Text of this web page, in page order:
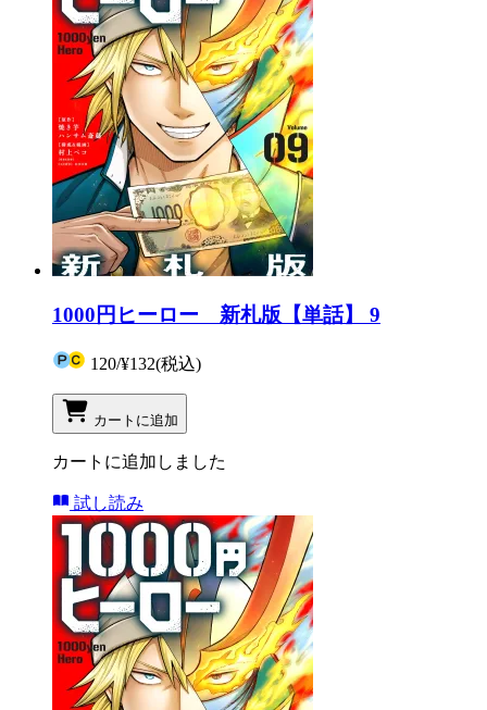
1000円ヒーロー 新札版【単話】 9
120/¥132(税込)
カートに追加
カートに追加しました
試し読み